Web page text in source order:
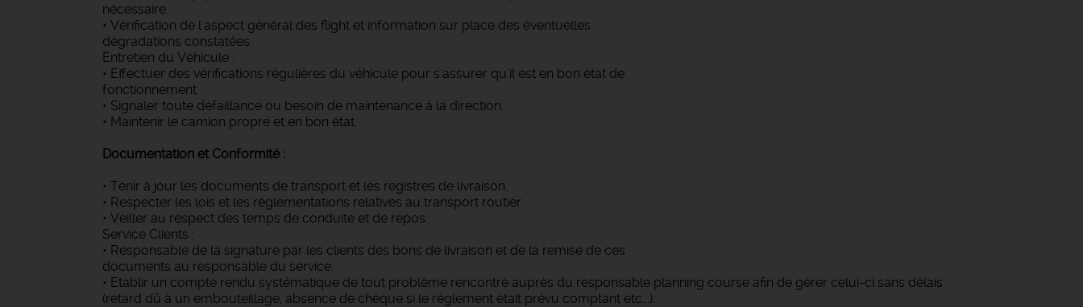
nécessaire.
• Vérification de l'aspect général des flight et information sur place des éventuelles
dégradations constatées.
Entretien du Véhicule :
• Effectuer des vérifications régulières du véhicule pour s'assurer qu'il est en bon état de
fonctionnement.
• Signaler toute défaillance ou besoin de maintenance à la direction.
• Maintenir le camion propre et en bon état.
Documentation et Conformité :
• Tenir à jour les documents de transport et les registres de livraison.
• Respecter les lois et les réglementations relatives au transport routier.
• Veiller au respect des temps de conduite et de repos.
Service Clients :
• Responsable de la signature par les clients des bons de livraison et de la remise de ces
documents au responsable du service.
• Etablir un compte rendu systématique de tout problème rencontré auprès du responsable planning course afin de gérer celui-ci sans délais
(retard dû à un embouteillage, absence de chèque si le règlement était prévu comptant etc...).